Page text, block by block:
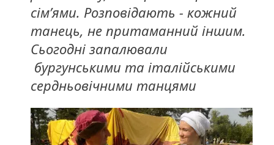
сім’ями. Розповідають - кожний
танець, не притаманний іншим.
Сьогодні запалювали
бургунськими та італійськими
сердньовічними танцями